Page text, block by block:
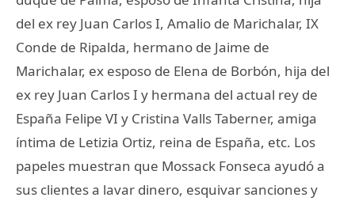
del ex rey Juan Carlos I, Amalio de Marichalar, IX
Conde de Ripalda, hermano de Jaime de
Marichalar, ex esposo de Elena de Borbón, hija del
ex rey Juan Carlos I y hermana del actual rey de
España Felipe VI y Cristina Valls Taberner, amiga
íntima de Letizia Ortiz, reina de España, etc. Los
papeles muestran que Mossack Fonseca ayudó a
sus clientes a lavar dinero, esquivar sanciones y